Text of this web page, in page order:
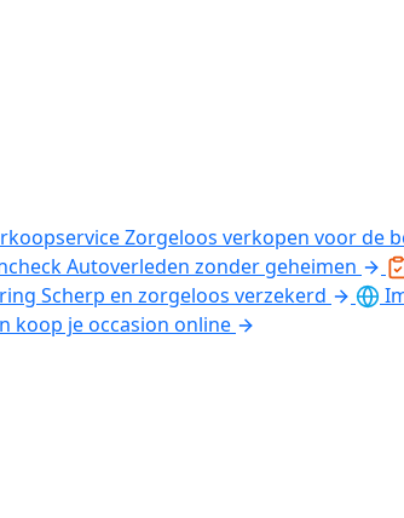
Zorgeloos verkopen voor de
Autoverleden zonder geheimen
Scherp en zorgeloos verzekerd
koop je occasion online